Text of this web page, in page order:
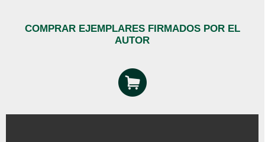
COMPRAR EJEMPLARES FIRMADOS POR EL
AUTOR